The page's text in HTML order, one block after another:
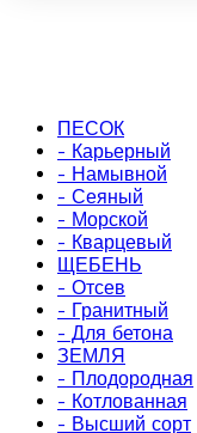
ПЕСОК
- Карьерный
- Намывной
- Сеяный
- Морской
- Кварцевый
ЩЕБЕНЬ
- Отсев
- Гранитный
- Для бетона
ЗЕМЛЯ
- Плодородная
- Котлованная
- Высший сорт